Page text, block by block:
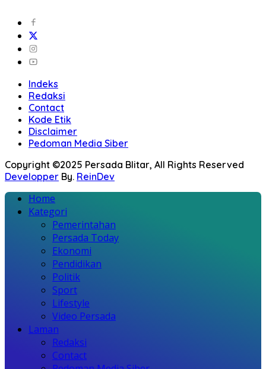
Indeks
Redaksi
Contact
Kode Etik
Disclaimer
Pedoman Media Siber
Copyright ©2025 Persada Blitar, All Rights Reserved
Developper By. ReinDev
Home
Kategori
Pemerintahan
Persada Today
Ekonomi
Pendidikan
Politik
Sport
Lifestyle
Video Persada
Laman
Redaksi
Contact